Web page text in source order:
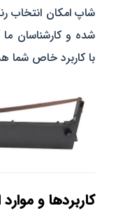
شاپ امکان انتخاب
شده و کارشناسان
با کاربرد خاص شما
کاربردها و